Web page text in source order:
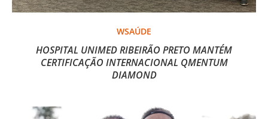
WSAÚDE
HOSPITAL UNIMED RIBEIRÃO PRETO MANTÉM
CERTIFICAÇÃO INTERNACIONAL QMENTUM
DIAMOND